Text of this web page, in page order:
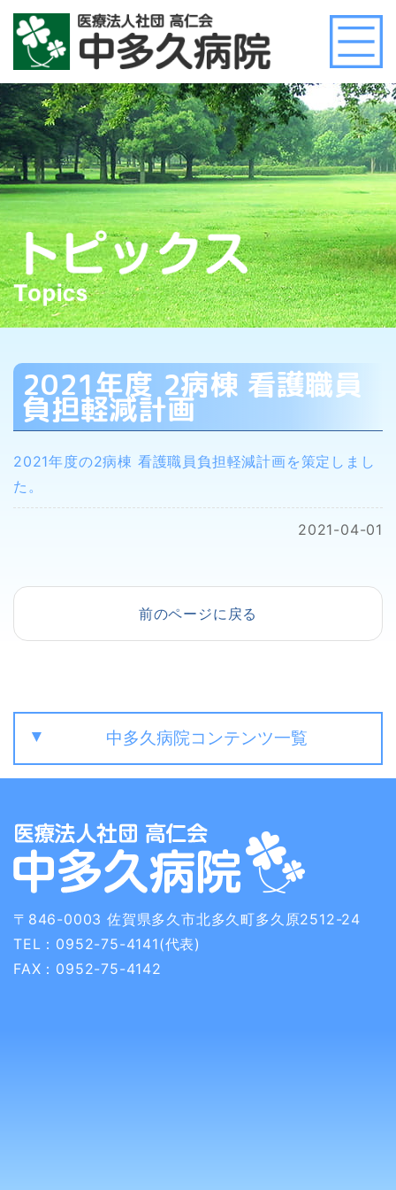
2021年度 2病棟 看護職員
負担軽減計画
2021年度の2病棟 看護職員負担軽減計画を策定しまし
た。
2021-04-01
前のページに戻る
中多久病院コンテンツ一覧
〒846-0003 佐賀県多久市北多久町多久原2512-24
TEL：0952-75-4141(代表)
FAX：0952-75-4142